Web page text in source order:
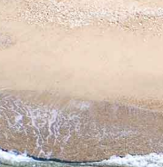
Ports
Carnets de voyage
Collection Bloc Marine
Application Bloc Marine
Règlementation